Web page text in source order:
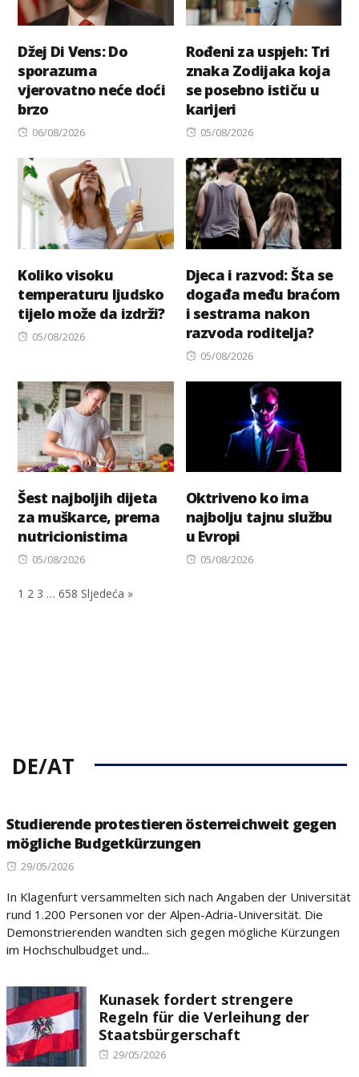
Džej Di Vens: Do
sporazuma
vjerovatno neće doći
brzo
Posted
06/08/2026
Rođeni za uspjeh: Tri
znaka Zodijaka koja
se posebno ističu u
karijeri
Posted
05/08/2026
Koliko visoku
temperaturu ljudsko
tijelo može da izdrži?
Posted
05/08/2026
Djeca i razvod: Šta se
događa među braćom
i sestrama nakon
razvoda roditelja?
Posted
05/08/2026
Šest najboljih dijeta
za muškarce, prema
nutricionistima
Posted
05/08/2026
Oktriveno ko ima
najbolju tajnu službu
u Evropi
Posted
05/08/2026
1 2 3 … 658 Sljedeća »
DE/AT
Studierende protestieren österreichweit gegen
mögliche Budgetkürzungen
Posted
29/05/2026
In Klagenfurt versammelten sich nach Angaben der Universität
rund 1.200 Personen vor der Alpen-Adria-Universität. Die
Demonstrierenden wandten sich gegen mögliche Kürzungen
im Hochschulbudget und...
Kunasek fordert strengere
Regeln für die Verleihung der
Staatsbürgerschaft
Posted
29/05/2026